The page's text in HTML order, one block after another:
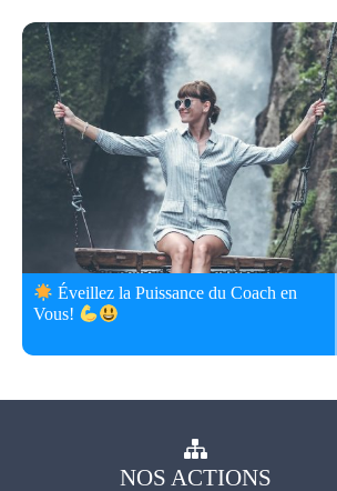
Éveillez la Puissance du Coach en
Vous!
NOS ACTIONS